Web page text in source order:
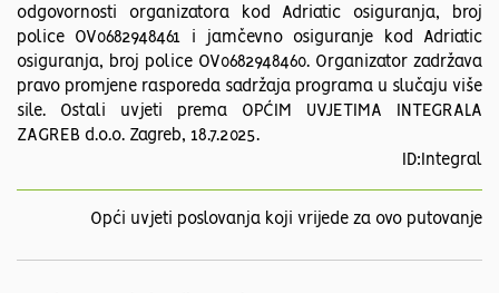
odgovornosti organizatora kod Adriatic osiguranja, broj
police OV0682948461 i jamčevno osiguranje kod Adriatic
osiguranja, broj police OV0682948460. Organizator zadržava
pravo promjene rasporeda sadržaja programa u slučaju više
sile. Ostali uvjeti prema OPĆIM UVJETIMA INTEGRALA
ZAGREB d.o.o. Zagreb, 18.7.2025.
ID:Integral
Opći uvjeti poslovanja koji vrijede za ovo putovanje